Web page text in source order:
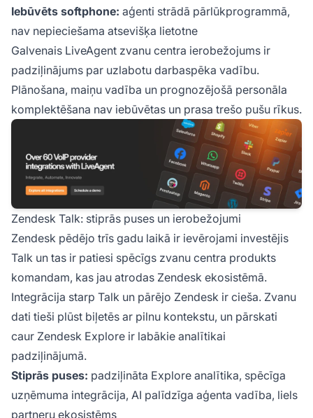
Iebūvēts softphone: aģenti strādā pārlūkprogrammā,
nav nepieciešama atsevišķa lietotne
Galvenais LiveAgent zvanu centra ierobežojums ir
padziļinājums par uzlabotu darbaspēka vadību.
Plānošana, maiņu vadība un prognozējošā personāla
komplektēšana nav iebūvētas un prasa trešo pušu rīkus.
Zendesk Talk: stiprās puses un ierobežojumi
Zendesk pēdējo trīs gadu laikā ir ievērojami investējis
Talk un tas ir patiesi spēcīgs zvanu centra produkts
komandam, kas jau atrodas Zendesk ekosistēmā.
Integrācija starp Talk un pārējo Zendesk ir cieša. Zvanu
dati tieši plūst biļetēs ar pilnu kontekstu, un pārskati
caur Zendesk Explore ir labākie analītikai
padziļinājumā.
Stiprās puses: padziļināta Explore analītika, spēcīga
uzņēmuma integrācija, AI palīdzīga aģenta vadība, liels
partneru ekosistēms